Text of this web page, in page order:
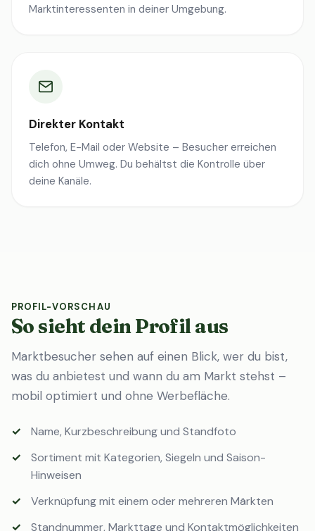
Marktinteressenten in deiner Umgebung.
Direkter Kontakt
Telefon, E-Mail oder Website – Besucher erreichen
dich ohne Umweg. Du behältst die Kontrolle über
deine Kanäle.
PROFIL-VORSCHAU
So sieht dein Profil aus
Marktbesucher sehen auf einen Blick, wer du bist,
was du anbietest und wann du am Markt stehst –
mobil optimiert und ohne Werbefläche.
Name, Kurzbeschreibung und Standfoto
Sortiment mit Kategorien, Siegeln und Saison-
Hinweisen
Verknüpfung mit einem oder mehreren Märkten
Standnummer, Markttage und Kontaktmöglichkeiten